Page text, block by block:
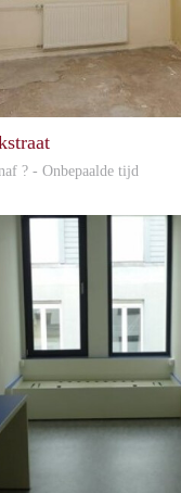
? - Onbepaalde tijd